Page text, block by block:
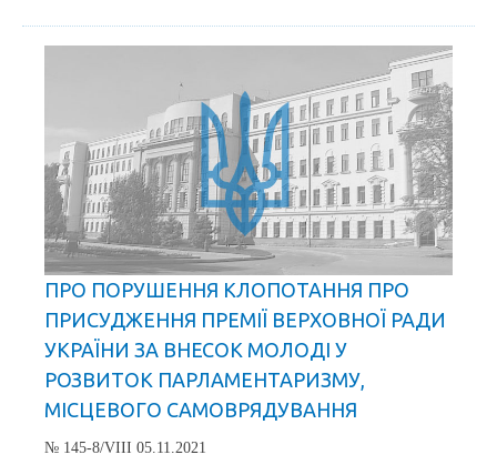
ПРО ПОРУШЕННЯ КЛОПОТАННЯ ПРО
ПРИСУДЖЕННЯ ПРЕМІЇ ВЕРХОВНОЇ РАДИ
УКРАЇНИ ЗА ВНЕСОК МОЛОДІ У
РОЗВИТОК ПАРЛАМЕНТАРИЗМУ,
МІСЦЕВОГО САМОВРЯДУВАННЯ
№ 145-8/VIII 05.11.2021